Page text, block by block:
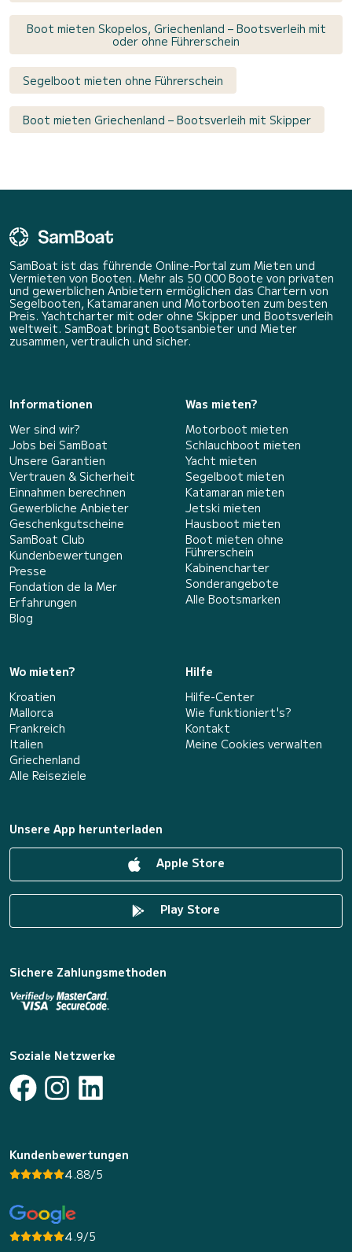
Boot mieten Skopelos, Griechenland – Bootsverleih mit
oder ohne Führerschein
Segelboot mieten ohne Führerschein
Boot mieten Griechenland – Bootsverleih mit Skipper
SamBoat ist das führende Online-Portal zum Mieten und
Vermieten von Booten. Mehr als 50 000 Boote von privaten
und gewerblichen Anbietern ermöglichen das Chartern von
Segelbooten, Katamaranen und Motorbooten zum besten
Preis. Yachtcharter mit oder ohne Skipper und Bootsverleih
weltweit. SamBoat bringt Bootsanbieter und Mieter
zusammen, vertraulich und sicher.
Informationen
Wer sind wir?
Jobs bei SamBoat
Unsere Garantien
Vertrauen & Sicherheit
Einnahmen berechnen
Gewerbliche Anbieter
Geschenkgutscheine
SamBoat Club
Kundenbewertungen
Presse
Fondation de la Mer
Erfahrungen
Blog
Was mieten?
Motorboot mieten
Schlauchboot mieten
Yacht mieten
Segelboot mieten
Katamaran mieten
Jetski mieten
Hausboot mieten
Boot mieten ohne
Führerschein
Kabinencharter
Sonderangebote
Alle Bootsmarken
Wo mieten?
Kroatien
Mallorca
Frankreich
Italien
Griechenland
Alle Reiseziele
Hilfe
Hilfe-Center
Wie funktioniert's?
Kontakt
Meine Cookies verwalten
Unsere App herunterladen
Apple Store
Play Store
Sichere Zahlungsmethoden
Soziale Netzwerke
Kundenbewertungen
4.88/5
4.9/5